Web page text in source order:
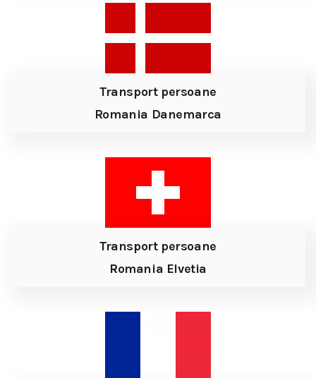
Transport persoane
Romania Danemarca
Transport persoane
Romania Elvetia